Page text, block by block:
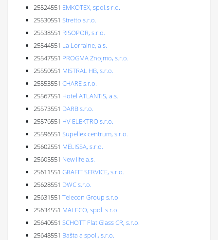
25524551 EMKOTEX, spol.s r.o.
25530551 Stretto s.r.o.
25538551 RISOPOR, s.r.o.
25544551 La Lorraine, a.s.
25547551 PROGMA Znojmo, s.r.o.
25550551 MISTRAL HB, s.r.o.
25553551 CHARE s.r.o.
25567551 Hotel ATLANTIS, a.s.
25573551 DARB s.r.o.
25576551 HV ELEKTRO s.r.o.
25596551 Supellex centrum, s.r.o.
25602551 MËLISSA, s.r.o.
25605551 New life a.s.
25611551 GRAFIT SERVICE, s.r.o.
25628551 DWC s.r.o.
25631551 Telecon Group s.r.o.
25634551 MALECO, spol. s r.o.
25640551 SCHOTT Flat Glass CR, s.r.o.
25648551 Bašta a spol., s.r.o.